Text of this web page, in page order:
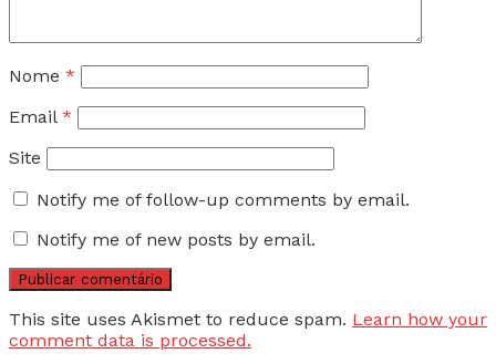
Nome *
Email *
Site
Notify me of follow-up comments by email.
Notify me of new posts by email.
This site uses Akismet to reduce spam. Learn how your
comment data is processed.